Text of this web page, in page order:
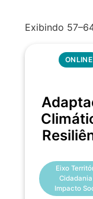
Exibindo
ONLINE
Eixo
Cidadania
Impacto